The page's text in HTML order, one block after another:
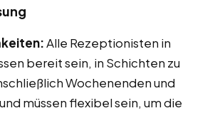
Alle Rezeptionisten in
bereit sein, in Schichten zu
Wochenenden und
müssen flexibel sein, um die